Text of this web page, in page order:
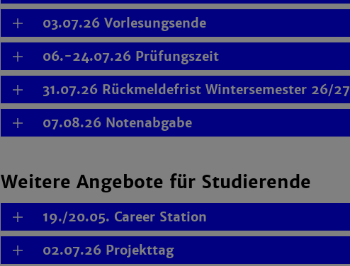
03.07.26 Vorlesungsende
06.-24.07.26 Prüfungszeit
31.07.26 Rückmeldefrist Wintersemester 26/27
07.08.26 Notenabgabe
Weitere Angebote für Studierende
19./20.05. Career Station
02.07.26 Projekttag